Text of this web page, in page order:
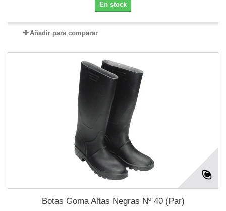
En stock
Añadir para comparar
Botas Goma Altas Negras Nº 40 (Par)